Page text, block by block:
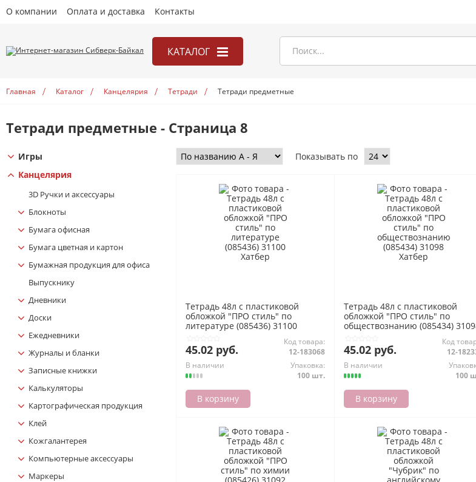
О компании Оплата и доставка Контакты
КАТАЛОГ
Книги
Учебники
Главная Каталог Канцелярия Тетради Тетради предметные
Тетради предметные - Страница 8
Игры
Канцелярия
3D Ручки и аксесcуары
Блокноты
Бумага офисная
Бумага цветная и картон
Бумажная продукция для офиса
Выпускнику
Дневники
Доски
Ежедневники
Журналы и бланки
Записные книжки
Калькуляторы
Картографическая продукция
Клей
Кожгалантерея
Компьютерные аксессуары
Маркеры
Показывать по
Тетрадь 48л с пластиковой
обложкой "ПРО стиль" по
литературе (085436) 31100
45.02 руб.
Код товара:
12-183068
В наличии
Упаковка:
100 шт.
В корзину
Тетрадь 48л с пластиковой
обложкой "ПРО стиль" по
обществознанию (085434)
45.02 руб.
Код
12-
В наличии
100
В корзину